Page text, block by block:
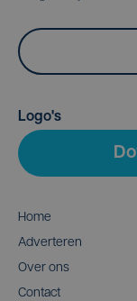
Logo's
Home
Adverteren
Over ons
Contact